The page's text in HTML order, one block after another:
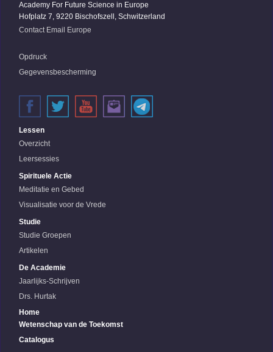
Academy For Future Science in Europe
Hofplatz 7, 9220 Bischofszell, Schwitzerland
Contact Email Europe
Opdruck
Gegevensbescherming
Lessen
Overzicht
Leersessies
Spirituele Actie
Meditatie en Gebed
Visualisatie voor de Vrede
Studie
Studie Groepen
Artikelen
De Academie
Jaarlijks-Schrijven
Drs. Hurtak
Home
Wetenschap van de Toekomst
Catalogus